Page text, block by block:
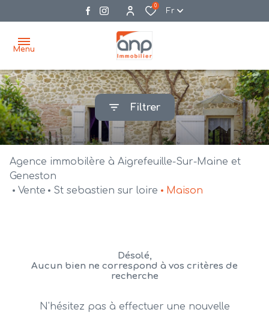
0
Fr
Menu
accueil
acheter
biens
vente
bien
nos
agences
mail
Filtrer
Agence immobilère à Aigrefeuille-Sur-Maine et
Geneston
Vente
St sebastien sur loire Maison
Désolé,
Aucun bien ne correspond à vos critères de
recherche
N'hésitez pas à effectuer une nouvelle